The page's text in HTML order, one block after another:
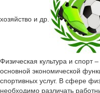
хозяйство и др.
Физическая культура и спорт
основной экономической
спортивных услуг. В сфере
необходимо различать